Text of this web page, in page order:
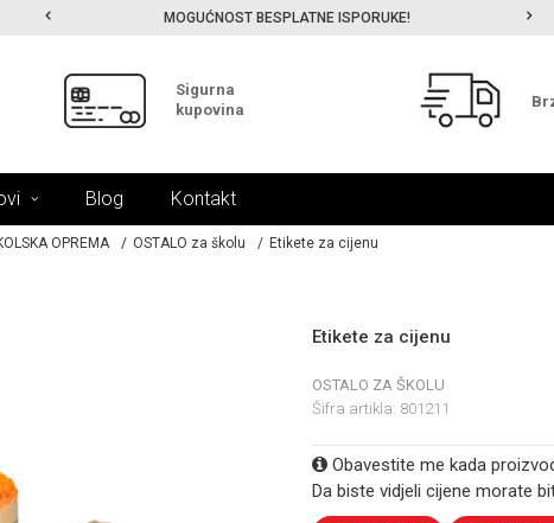
MOGUĆNOST BESPLATNE ISPORUKE!
Sigurna
kupovina
Blog Kontakt
OPREMA OSTALO za školu Etikete za cijenu
Etikete za cijenu
OSTALO ZA ŠKOLU
Šifra artikla: 801211
Obavestite me kada
Da biste vidjeli cijene morate